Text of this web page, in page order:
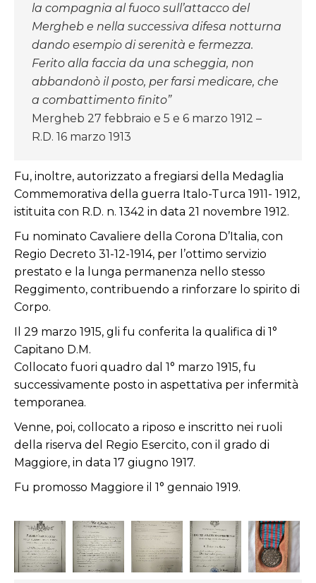
la compagnia al fuoco sull’attacco del
Mergheb e nella successiva difesa notturna
dando esempio di serenità e fermezza.
Ferito alla faccia da una scheggia, non
abbandonò il posto, per farsi medicare, che
a combattimento finito”
Mergheb 27 febbraio e 5 e 6 marzo 1912 –
R.D. 16 marzo 1913
Fu, inoltre, autorizzato a fregiarsi della Medaglia
Commemorativa della guerra Italo-Turca 1911- 1912,
istituita con R.D. n. 1342 in data 21 novembre 1912.
Fu nominato Cavaliere della Corona D’Italia, con
Regio Decreto 31-12-1914, per l’ottimo servizio
prestato e la lunga permanenza nello stesso
Reggimento, contribuendo a rinforzare lo spirito di
Corpo.
Il 29 marzo 1915, gli fu conferita la qualifica di 1°
Capitano D.M.
Collocato fuori quadro dal 1° marzo 1915, fu
successivamente posto in aspettativa per infermità
temporanea.
Venne, poi, collocato a riposo e inscritto nei ruoli
della riserva del Regio Esercito, con il grado di
Maggiore, in data 17 giugno 1917.
Fu promosso Maggiore il 1° gennaio 1919.